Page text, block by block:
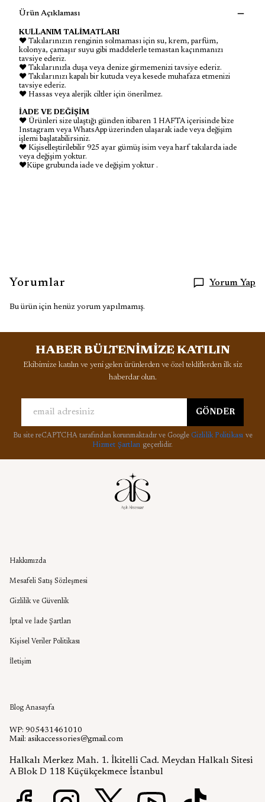
Ürün Açıklaması
KULLANIM TALİMATLARI
♥ Takılarınızın renginin solmaması için su, krem, parfüm,
kolonya, çamaşır suyu gibi maddelerle temastan kaçınmanızı
tavsiye ederiz.
♥ Takılarınızla duşa veya denize girmemenizi tavsiye ederiz.
♥ Takılarınızı kapalı bir kutuda veya kesede muhafaza etmenizi
tavsiye ederiz.
♥ Hassas veya alerjik ciltler için önerilmez.
İADE VE DEĞİŞİM
♥ Ürünleri size ulaştığı günden itibaren 1 HAFTA içerisinde bize
Instagram veya WhatsApp üzerinden ulaşarak iade veya değişim
işlemi başlatabilirsiniz.
♥ Kişiselleştirilebilir 925 ayar gümüş isim veya harf takılarda iade
veya değişim yoktur.
♥Küpe grubunda iade ve değişim yoktur .
Yorumlar Yorum Yap
Bu ürün için henüz yorum yapılmamış.
HABER BÜLTENİMİZE KATILIN
Ekibimize katılın ve yeni gelen ürünlerden ve özel tekliflerden ilk siz
haberdar olun.
GÖNDER
Bu site reCAPTCHA tarafından korunmaktadır ve Google Gizlilik Politikası ve
Hizmet Şartları geçerlidir.
Hakkımızda
Mesafeli Satış Sözleşmesi
Gizlilik ve Güvenlik
İptal ve İade Şartları
Kişisel Veriler Politikası
İletişim
Blog Anasayfa
WP: 905431461010
Mail: asikaccessories@gmail.com
Halkalı Merkez Mah. 1. İkitelli Cad. Meydan Halkalı Sitesi
A Blok D 118 Küçükçekmece İstanbul